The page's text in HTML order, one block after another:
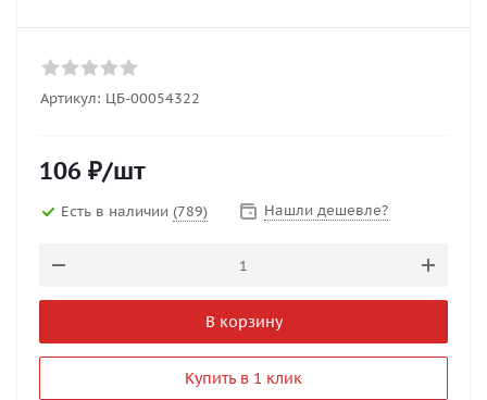
Артикул: ЦБ-00054322
106 ₽/шт
Есть в наличии (789) Нашли дешевле?
В корзину
Купить в 1 клик